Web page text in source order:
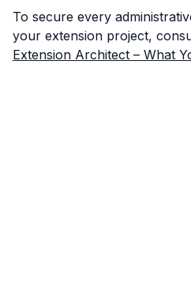
To secure every
your extension project,
Extension Architect – What